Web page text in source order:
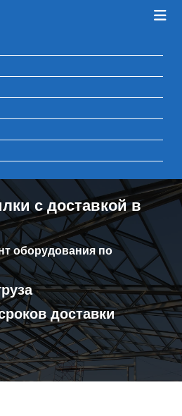
с доставкой в
оборудования по
доставки